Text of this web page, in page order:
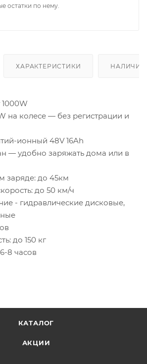
остатки по нему.
ХАРАКТЕРИСТИКИ НАЛИЧИЕ
1000W
на колесе — без регистрации и
ионный 48V 16Ah
— удобно заряжать дома или в
заряде: до 45км
до 50 км/ч
- гидравлические дисковые,
до 150 кг
8 часов
КАТАЛОГ
АКЦИИ